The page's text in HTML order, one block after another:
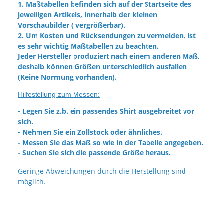
1. Maßtabellen befinden sich auf der Startseite des
jeweiligen Artikels, innerhalb der kleinen
Vorschaubilder ( vergrößerbar).
2. Um Kosten und Rücksendungen zu vermeiden, ist
es sehr wichtig Maßtabellen zu beachten.
Jeder Hersteller produziert nach einem anderen Maß,
deshalb können Größen unterschiedlich ausfallen
(Keine Normung vorhanden).
Hilfestellung zum Messen:
- Legen Sie z.b. ein passendes Shirt ausgebreitet vor
sich.
- Nehmen Sie ein Zollstock oder ähnliches.
- Messen Sie das Maß so wie in der Tabelle angegeben.
- Suchen Sie sich die passende Größe heraus.
Geringe Abweichungen durch die Herstellung sind
möglich.